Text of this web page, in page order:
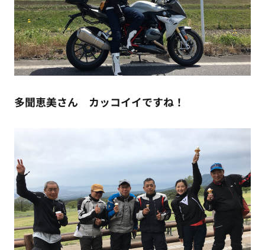
多聞恵美さん カッコイイですね！